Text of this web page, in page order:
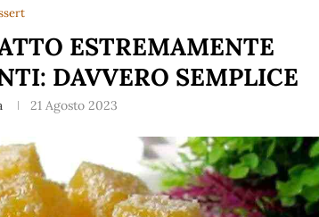
ESTREMAMENTE
DAVVERO SEMPLICE
21 Agosto 2023